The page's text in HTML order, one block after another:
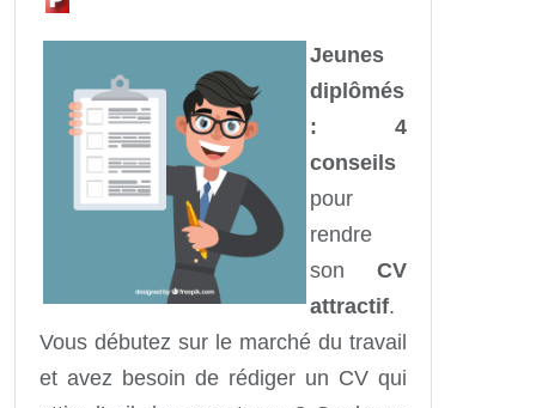
Jeunes
diplômés
: 4
conseils
pour
rendre
son CV
attractif.
Vous débutez sur le marché du travail
et avez besoin de rédiger un CV qui